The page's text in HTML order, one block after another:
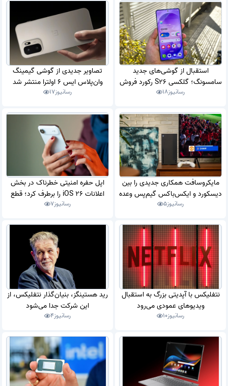
استقبال از گوشی‌های جدید
سامسونگ؛ گلکسی S26 رکورد فروش
گلکسی S25 را شکسترسانیوز18
تصاویر جدیدی از گوشی گیمینگ
وان‌پلاس ایس 6 اولترا منتشر شد
رسانیوز17
مایکروسافت همکاری جدیدی را بین
دیسکورد و ایکس‌باکس گیم‌پس وعده
داد
رسانیوز5
اپل حفره امنیتی خطرناک در بخش
اعلانات iOS 26 را برطرف کرد؛ قطع
دسترسی به پیام‌های پاک‌شده
رسانیوز7
نتفلیکس با آپدیتی بزرگ به استقبال
ویدیوهای عمودی می‌رود
رسانیوز10
رید هستینگز، بنیان‌گذار نتفلیکس، از
این شرکت جدا می‌شود
رسانیوز4